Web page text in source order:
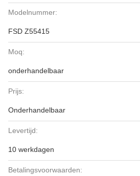
Modelnummer:
FSD Z55415
Moq:
onderhandelbaar
Prijs:
Onderhandelbaar
Levertijd:
10 werkdagen
Betalingsvoorwaarden: